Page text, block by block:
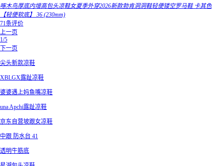
啄木鸟厚底内增高包头凉鞋女夏季外穿2026新款勃肯洞洞鞋轻便镂空罗马鞋 卡其色
【轻便软底】 36 (230mm)
71条评价
上一页
1/5
下一页
尖头新款凉鞋
XBLGX露趾凉鞋
婆婆遇上妈鱼嘴凉鞋
una Apchi露趾凉鞋
京东自营坡跟女凉鞋
中跟 防水台 41
透明牛筋底